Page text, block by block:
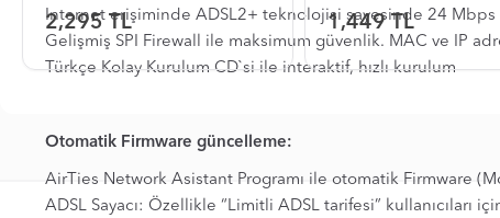
Internet erişiminde ADSL2+ teknolojisi sayesinde 24
Gelişmiş SPI Firewall ile maksimum güvenlik. MAC ve IP
Türkçe Kolay Kurulum CD`si ile interaktif, hızlı kurulum
Otomatik Firmware güncelleme:
AirTies Network Asistant Programı ile otomatik Firmware
ADSL Sayacı: Özellikle “Limitli ADSL tarifesi” kullanıcıları
2,295 TL 1,449 TL